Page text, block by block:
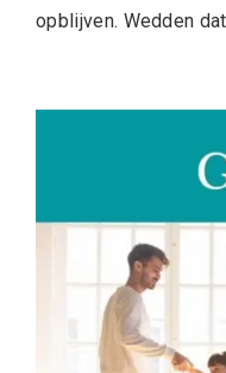
opblijven. Wedden